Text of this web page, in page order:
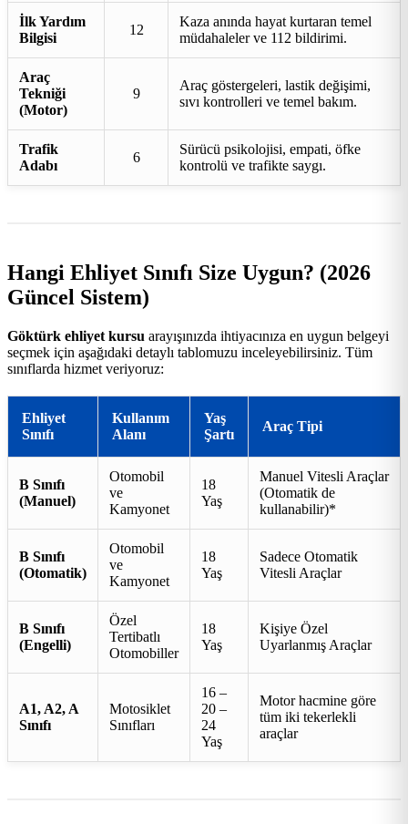
İlk Yardım
Bilgisi
12
Kaza anında hayat kurtaran temel
müdahaleler ve 112 bildirimi.
Araç
Tekniği
(Motor)
9
Araç göstergeleri, lastik değişimi,
sıvı kontrolleri ve temel bakım.
Trafik
Adabı
6
Sürücü psikolojisi, empati, öfke
kontrolü ve trafikte saygı.
Hangi Ehliyet Sınıfı Size Uygun? (2026
Güncel Sistem)
Göktürk ehliyet kursu arayışınızda ihtiyacınıza en uygun belgeyi
seçmek için aşağıdaki detaylı tablomuzu inceleyebilirsiniz. Tüm
sınıflarda hizmet veriyoruz:
Ehliyet
Sınıfı
Kullanım
Alanı
Yaş
Şartı
Araç Tipi
B Sınıfı
(Manuel)
Otomobil
ve
Kamyonet
18
Yaş
Manuel Vitesli Araçlar
(Otomatik de
kullanabilir)*
B Sınıfı
(Otomatik)
Otomobil
ve
Kamyonet
18
Yaş
Sadece Otomatik
Vitesli Araçlar
B Sınıfı
(Engelli)
Özel
Tertibatlı
Otomobiller
18
Yaş
Kişiye Özel
Uyarlanmış Araçlar
A1, A2, A
Sınıfı
Motosiklet
Sınıfları
16 –
20 –
24
Yaş
Motor hacmine göre
tüm iki tekerlekli
araçlar